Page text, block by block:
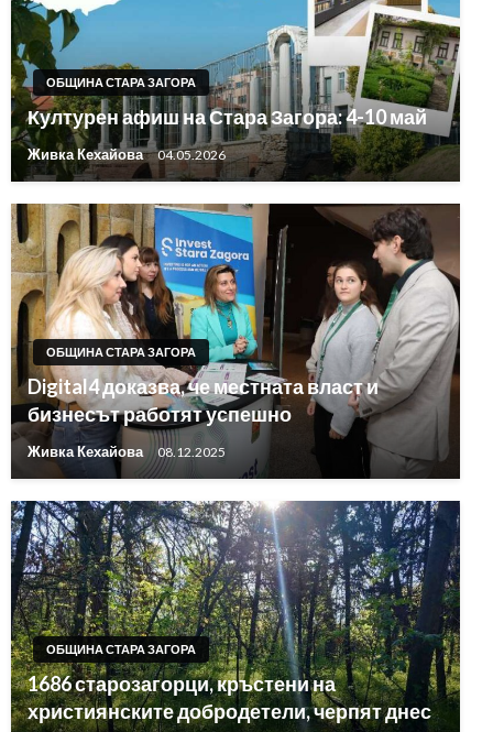
ОБЩИНА СТАРА ЗАГОРА
Културен афиш на Стара Загора: 4-10 май
Живка Кехайова 04.05.2026
ОБЩИНА СТАРА ЗАГОРА
Digital4 доказва, че местната власт и
бизнесът работят успешно
Живка Кехайова 08.12.2025
ОБЩИНА СТАРА ЗАГОРА
1686 старозагорци, кръстени на
християнските добродетели, черпят днес